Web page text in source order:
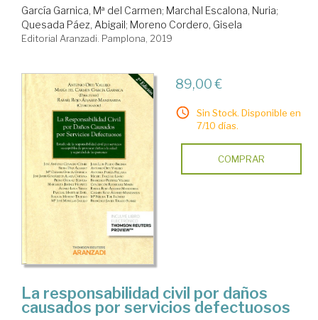
García Garnica, Mª del Carmen; Marchal Escalona, Nuria;
Quesada Páez, Abigail; Moreno Cordero, Gisela
Editorial Aranzadi. Pamplona, 2019
89,00 €
Sin Stock. Disponible en
7/10 días.
COMPRAR
La responsabilidad civil por daños
causados por servicios defectuosos